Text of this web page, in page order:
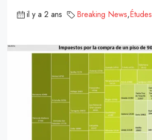
il y a 2 ans Breaking News,Études